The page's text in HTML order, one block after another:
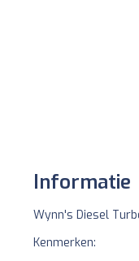
Informatie
Wynn's Diesel
Kenmerken: